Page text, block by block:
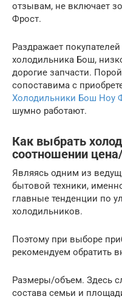
отзывам, не включает
Фрост.
Раздражает
холодильника Бош,
дорогие запчасти.
сопоставима с
Холодильники Бош Ноу
шумно работают.
Как выбрать
соотношении
Являясь одним из
бытовой техники,
главные тенденции по
холодильников.
Поэтому при выборе
рекомендуем обратить
Размеры/объем. Здесь
состава семьи и